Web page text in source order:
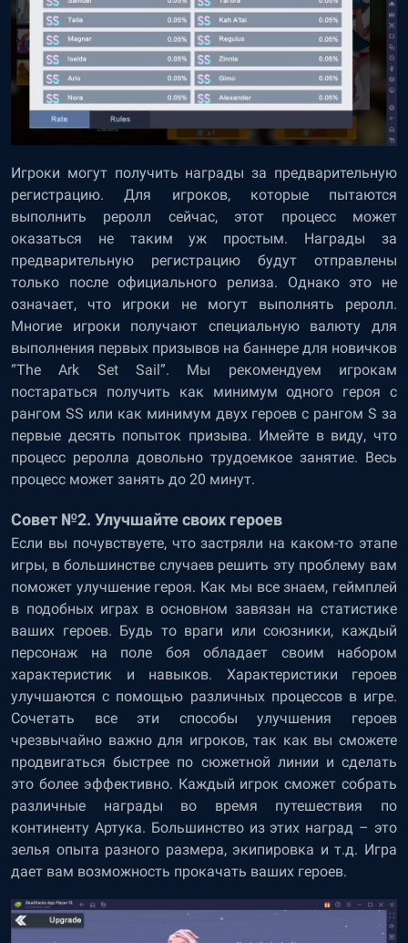
Игроки могут получить награды за предварительную
регистрацию. Для игроков, которые пытаются
выполнить реролл сейчас, этот процесс может
оказаться не таким уж простым. Награды за
предварительную регистрацию будут отправлены
только после официального релиза. Однако это не
означает, что игроки не могут выполнять реролл.
Многие игроки получают специальную валюту для
выполнения первых призывов на баннере для новичков
“The Ark Set Sail”. Мы рекомендуем игрокам
постараться получить как минимум одного героя с
рангом SS или как минимум двух героев с рангом S за
первые десять попыток призыва. Имейте в виду, что
процесс реролла довольно трудоемкое занятие. Весь
процесс может занять до 20 минут.
Совет №2. Улучшайте своих героев
Если вы почувствуете, что застряли на каком-то этапе
игры, в большинстве случаев решить эту проблему вам
поможет улучшение героя. Как мы все знаем, геймплей
в подобных играх в основном завязан на статистике
ваших героев. Будь то враги или союзники, каждый
персонаж на поле боя обладает своим набором
характеристик и навыков. Характеристики героев
улучшаются с помощью различных процессов в игре.
Сочетать все эти способы улучшения героев
чрезвычайно важно для игроков, так как вы сможете
продвигаться быстрее по сюжетной линии и сделать
это более эффективно. Каждый игрок сможет собрать
различные награды во время путешествия по
континенту Артука. Большинство из этих наград – это
зелья опыта разного размера, экипировка и т.д. Игра
дает вам возможность прокачать ваших героев.